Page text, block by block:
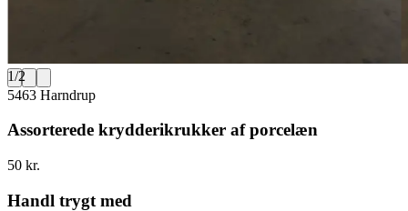
1/2
5463 Harndrup
Assorterede krydderikrukker af porcelæn
50 kr.
Handl trygt med